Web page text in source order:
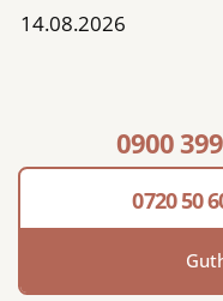
14.08.2026
0900
0720 50